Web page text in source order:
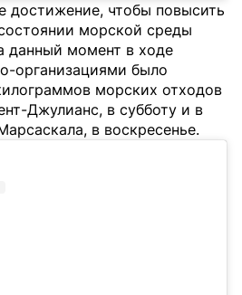
достижение, чтобы повысить
морской среды
данный момент в ходе
организациями было
морских отходов
Джулианс, в субботу и в
в воскресенье.